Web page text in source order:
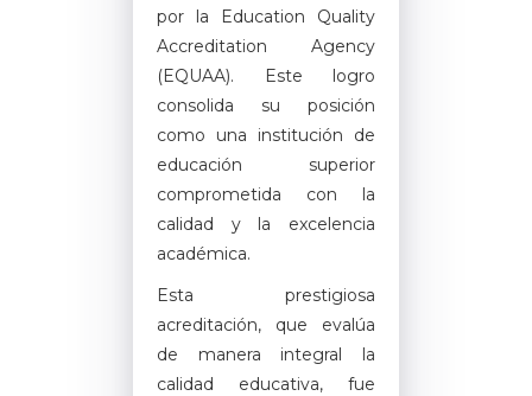
por la Education Quality
Accreditation Agency
(EQUAA). Este logro
consolida su posición
como una institución de
educación superior
comprometida con la
calidad y la excelencia
académica.
Esta prestigiosa
acreditación, que evalúa
de manera integral la
calidad educativa, fue